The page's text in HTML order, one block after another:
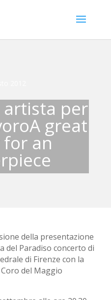
artista per
A great
for an
della presentazione
del Paradiso concerto di
di Firenze con la
del Maggio